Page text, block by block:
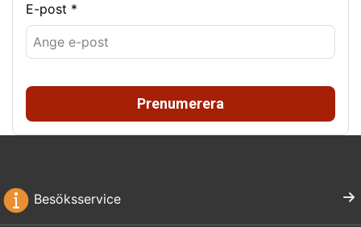
E-post *
Prenumerera
Besöksservice